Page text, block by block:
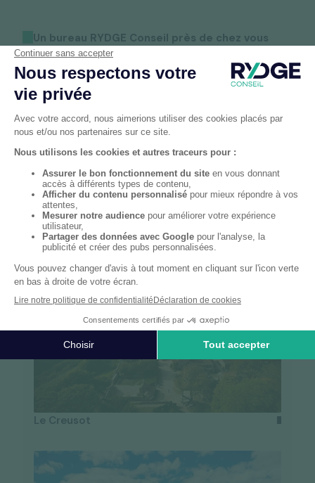
Un bureau RYDGE Conseil près de chez vous
BureauxRYDGE Conseil
proches de Montceau-les-
Mines
Trouvez dès aujourd'hui votreinterlocuteur
préféré RYDGE Conseilprès de chez vous et
bénéficiez d'unaccompagnement local et sur
mesure.
Le Creusot